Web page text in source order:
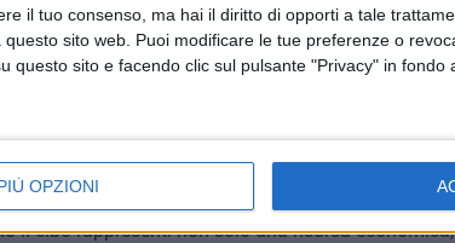
il tuo consenso, ma hai il diritto di opporti a tale
sito web. Puoi modificare le tue preferenze o
questo sito e facendo clic sul pulsante "Privacy" in fondo
OPZIONI
su questi temi che nasce Il Grand Tour del
itinerante, partita nelle scorse settimane a Roma
dello spreco alimentare, sta attraversando
una maggiore consapevolezza sul valore
contribuire a ridurre gli sprechi.
legata alla cultura gastronomica
il cibo rappresenti non solo una risorsa